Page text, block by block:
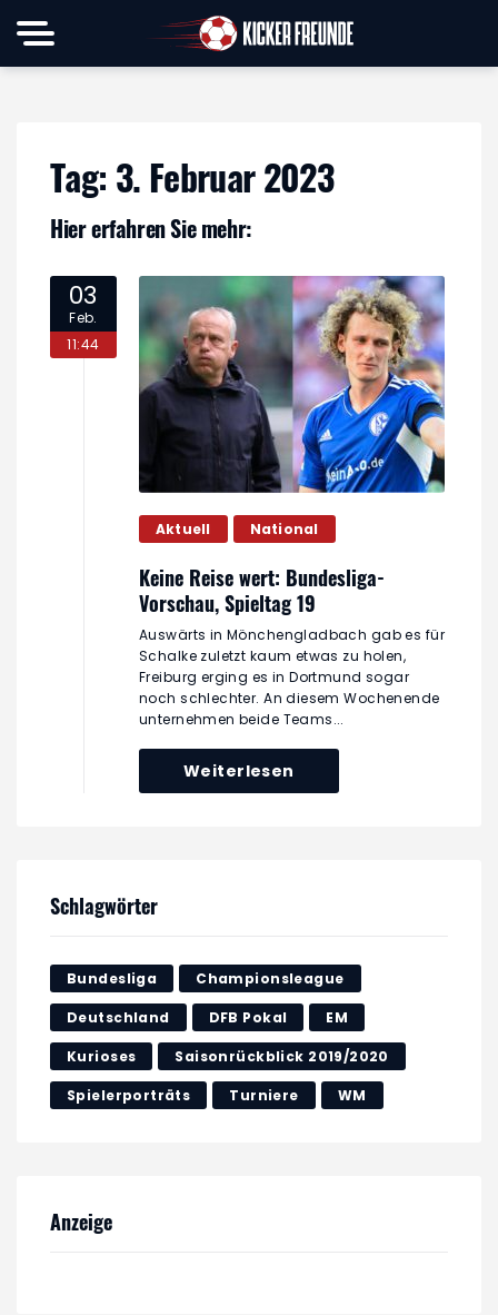
Tag: 3. Februar 2023
Hier erfahren Sie mehr:
03
Feb.
11:44
Aktuell National
Keine Reise wert: Bundesliga-
Vorschau, Spieltag 19
Auswärts in Mönchengladbach gab es für
Schalke zuletzt kaum etwas zu holen,
Freiburg erging es in Dortmund sogar
noch schlechter. An diesem Wochenende
unternehmen beide Teams...
Weiterlesen
Schlagwörter
Bundesliga Championsleague
Deutschland DFB Pokal EM
Kurioses Saisonrückblick 2019/2020
Spielerporträts Turniere WM
Anzeige